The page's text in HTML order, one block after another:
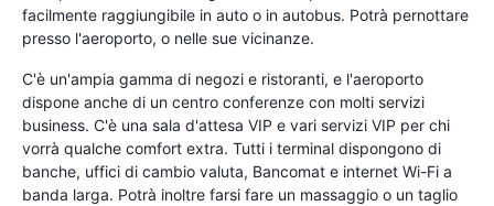
facilmente raggiungibile in auto o in autobus. Potrà pernottare
presso l'aeroporto, o nelle sue vicinanze.
C'è un'ampia gamma di negozi e ristoranti, e l'aeroporto
dispone anche di un centro conferenze con molti servizi
business. C'è una sala d'attesa VIP e vari servizi VIP per chi
vorrà qualche comfort extra. Tutti i terminal dispongono di
banche, uffici di cambio valuta, Bancomat e internet Wi-Fi a
banda larga. Potrà inoltre farsi fare un massaggio o un taglio